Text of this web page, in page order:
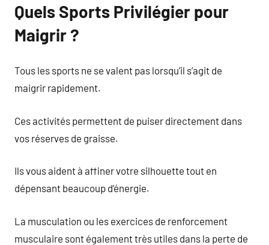
Quels Sports Privilégier pour
Maigrir ?
Tous les sports ne se valent pas lorsqu’il s’agit de
maigrir rapidement.
Ces activités permettent de puiser directement dans
vos réserves de graisse.
Ils vous aident à affiner votre silhouette tout en
dépensant beaucoup d’énergie.
La musculation ou les exercices de renforcement
musculaire sont également très utiles dans la perte de